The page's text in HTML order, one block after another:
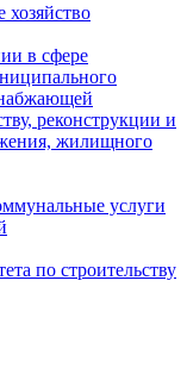
в сфере
реконструкции и
жилищного
услуги
по строительству